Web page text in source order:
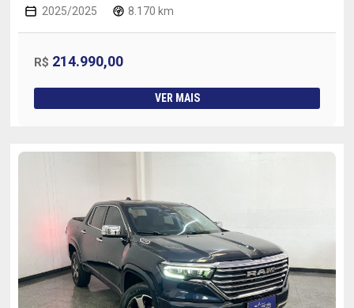
2025/2025 8.170 km
R$ 214.990,00
VER MAIS